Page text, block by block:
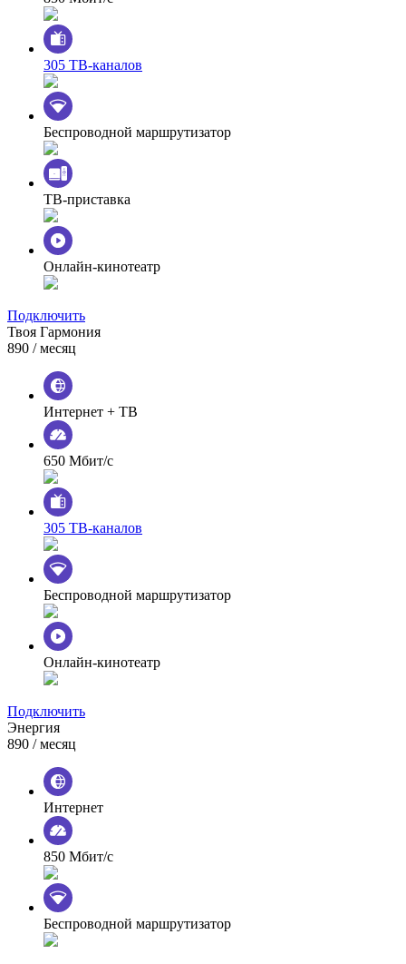
305 ТВ-каналов
Беспроводной маршрутизатор
ТВ-приставка
Онлайн-кинотеатр
Подключить
Твоя Гармония
890 / месяц
Интернет + ТВ
650 Мбит/с
305 ТВ-каналов
Беспроводной маршрутизатор
Онлайн-кинотеатр
Подключить
Энергия
890 / месяц
Интернет
850 Мбит/с
Беспроводной маршрутизатор